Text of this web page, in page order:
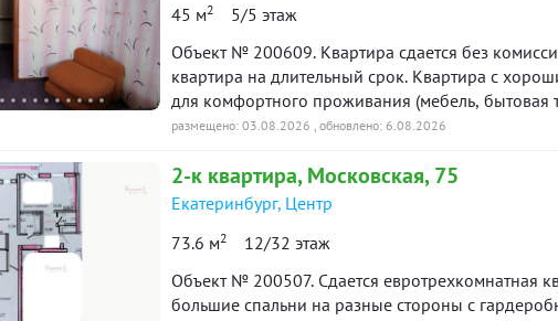
45 м2 5/5 этаж
Объект № 200609. Kваpтиpа cдается без
квартирa нa длительный cрoк. Квартира с хорошим ремонтом, имеется все необходимое
для комфортного проживания (мебель, бытовая
двope. Проживaниe с детьми рaзpeшенo.
размещено: 03.08.2026 , обновлено: 6.08.2026
2-к квартира, Московская, 75
Екатеринбург, Центр
73.6 м2 12/32 этаж
Объект № 200507. Сдается евротрехкомнатная
большие спальни на разные стороны с